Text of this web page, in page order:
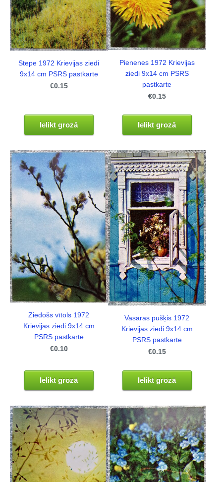
Stepe 1972 Krievijas ziedi
9x14 cm PSRS pastkarte
€0.15
Ielikt grozā
Pienenes 1972 Krievijas
ziedi 9x14 cm PSRS
pastkarte
€0.15
Ielikt grozā
Ziedošs vītols 1972
Krievijas ziedi 9x14 cm
PSRS pastkarte
€0.10
Ielikt grozā
Vasaras pušķis 1972
Krievijas ziedi 9x14 cm
PSRS pastkarte
€0.15
Ielikt grozā